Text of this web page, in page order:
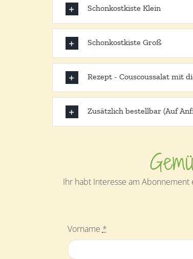
Schonkostkiste Klein
Schonkostkiste Groß
Rezept - Couscoussalat mit
Zusätzlich bestellbar (Auf
Ihr habt Interesse am
Vorname *